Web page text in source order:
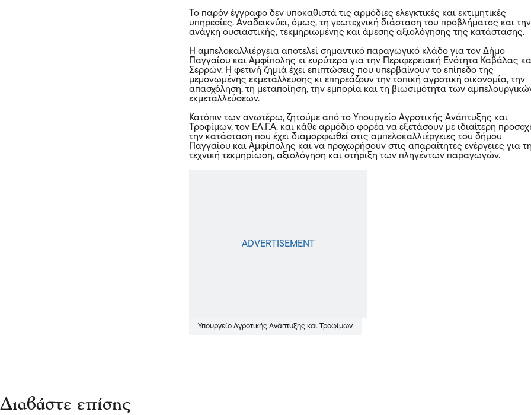
Το παρόν έγγραφο δεν υποκαθιστά τις αρμόδιες ελεγκτικές και εκτιμητικές
υπηρεσίες. Αναδεικνύει, όμως, τη γεωτεχνική διάσταση του προβλήματος και την
ανάγκη ουσιαστικής, τεκμηριωμένης και άμεσης αξιολόγησης της κατάστασης.
Η αμπελοκαλλιέργεια αποτελεί σημαντικό παραγωγικό κλάδο για τον Δήμο
Παγγαίου και Αμφίπολης κι ευρύτερα για την Περιφερειακή Ενότητα Καβάλας
Σερρών. Η φετινή ζημιά έχει επιπτώσεις που υπερβαίνουν το επίπεδο της
μεμονωμένης εκμετάλλευσης κι επηρεάζουν την τοπική αγροτική οικονομία, την
απασχόληση, τη μεταποίηση, την εμπορία και τη βιωσιμότητα των
εκμεταλλεύσεων.
Κατόπιν των ανωτέρω, ζητούμε από το Υπουργείο Αγροτικής Ανάπτυξης και
Τροφίμων, τον ΕΛ.Γ.Α. και κάθε αρμόδιο φορέα να εξετάσουν με ιδιαίτερη
την κατάσταση που έχει διαμορφωθεί στις αμπελοκαλλιέργειες του δήμου
Παγγαίου και Αμφίπολης και να προχωρήσουν στις απαραίτητες ενέργειες για
τεχνική τεκμηρίωση, αξιολόγηση και στήριξη των πληγέντων παραγωγών.
Υπουργείο Αγροτικής Ανάπτυξης και Τροφίμων
Διαβάστε επίσης